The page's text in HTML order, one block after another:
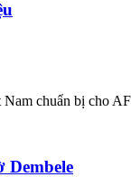
chuẩn bị cho
Dembele